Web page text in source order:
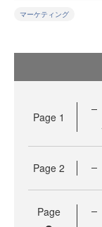
マーケティング
Page 1
Page 2
Page